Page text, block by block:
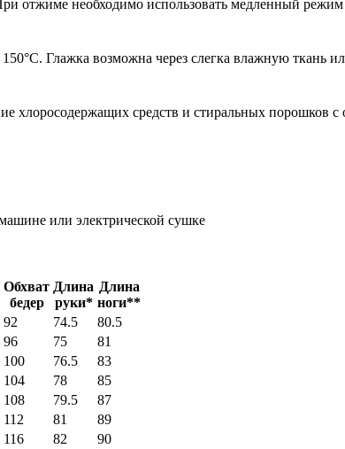
отжиме необходимо использовать медленный
Глажка возможна через слегка влажную ткань
хлоросодержащих средств и стиральных порошков
или электрической сушке
Обхват
бедер
Длина
руки*
Длина
ноги**
92 74.5
80.5
96 75
81
100 76.5
83
104 78
85
108 79.5
87
112 81
89
116 82
90